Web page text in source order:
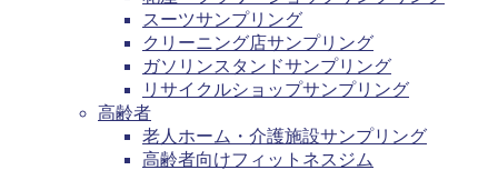
スーツサンプリング
クリーニング店サンプリング
ガソリンスタンドサンプリング
リサイクルショップサンプリング
高齢者
老人ホーム・介護施設サンプリング
高齢者向けフィットネスジム